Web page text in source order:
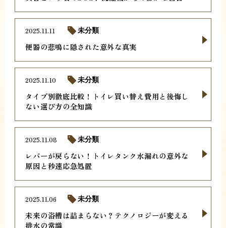
便器の悲鳴に隠された意外な真実
2025.11.11 未分類
タイプ別徹底比較！トイレ買い替え費用と後悔し
ない選び方の全知識
2025.11.10 未分類
レバーが戻らない！トイレタンク水漏れの意外な
原因と秒速応急処置
2025.11.08 未分類
未来の浴槽は詰まらない？テクノロジーが変える
排水の常識
2025.11.06 未分類